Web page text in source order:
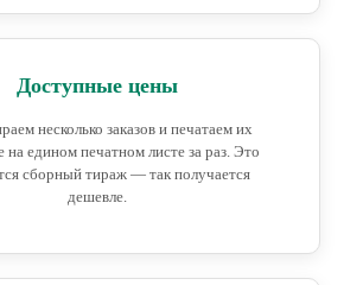
Доступные цены
несколько заказов и печатаем их
на едином печатном листе за раз. Это
сборный тираж — так получается
дешевле.